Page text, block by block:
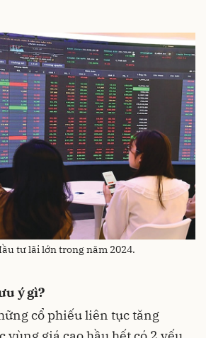
tư lãi lớn trong năm 2024.
ý gì?
cổ phiếu liên tục tăng